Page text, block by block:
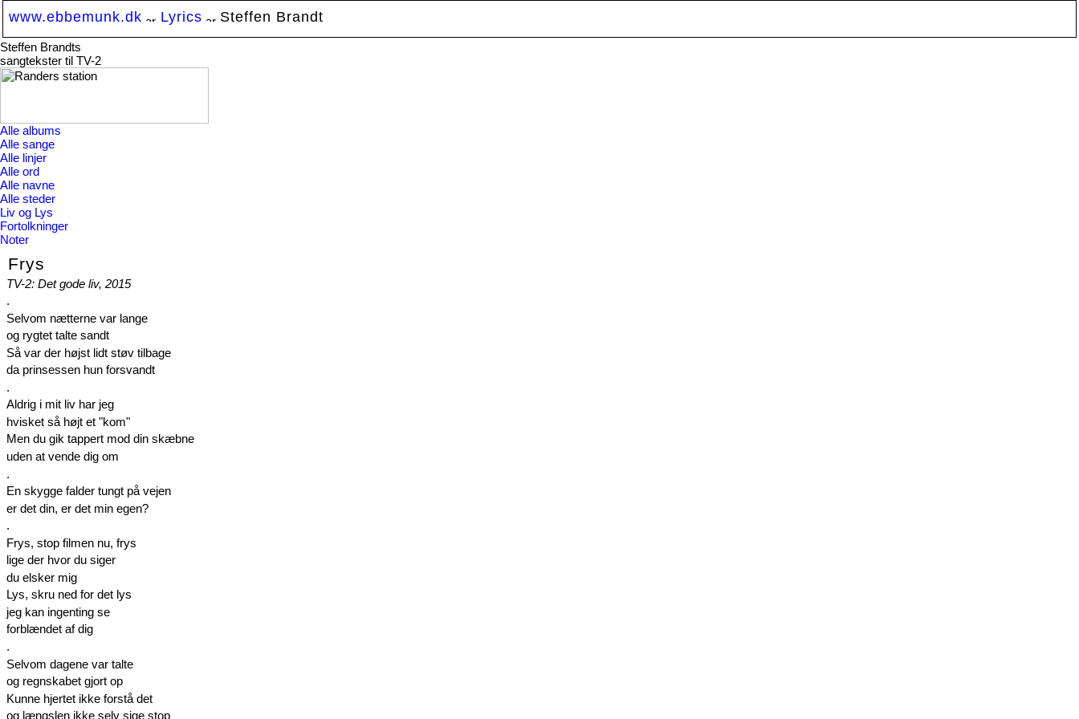
www.ebbemunk.dk Lyrics Steffen Brandt
Steffen Brandts
sangtekster til TV-2
Alle albums
Alle sange
Alle linjer
Alle ord
Alle navne
Alle steder
Liv og Lys
Fortolkninger
Noter
Frys
TV-2: Det gode liv, 2015
.
Selvom nætterne var lange
og rygtet talte sandt
Så var der højst lidt støv tilbage
da prinsessen hun forsvandt
.
Aldrig i mit liv har jeg
hvisket så højt et "kom"
Men du gik tappert mod din skæbne
uden at vende dig om
.
En skygge falder tungt på vejen
er det din, er det min egen?
.
Frys, stop filmen nu, frys
lige der hvor du siger
du elsker mig
Lys, skru ned for det lys
jeg kan ingenting se
forblændet af dig
.
Selvom dagene var talte
og regnskabet gjort op
Kunne hjertet ikke forstå det
og længslen ikke selv sige stop